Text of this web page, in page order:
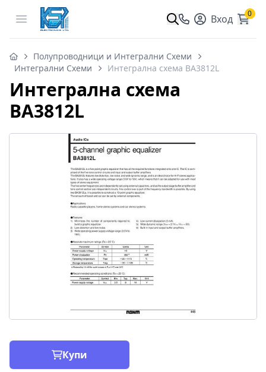
Open menu Вход 0
Полупроводници и Интегрални Схеми
Интегрални Схеми
Интегрална схема BA3812L
Интегрална схема
BA3812L
Купи